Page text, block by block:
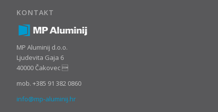
KONTAKT
MP Aluminij d.o.o.
Ljudevita Gaja 6
40000 Čakovec 
mob. +385 91 382 0860
info@mp-aluminij.hr